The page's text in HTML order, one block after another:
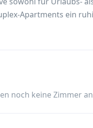
Apartments ein
noch keine Zimmer